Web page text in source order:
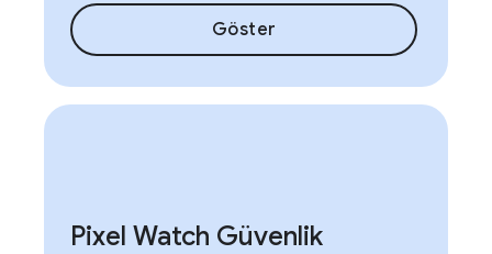
Göster
Pixel Watch Güvenlik